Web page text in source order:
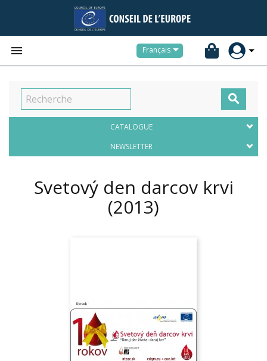
 Français

CATALOGUE
NEWSLETTER
Svetový den darcov krvi
(2013)